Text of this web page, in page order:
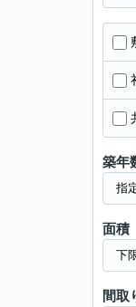
築年
面積
間取